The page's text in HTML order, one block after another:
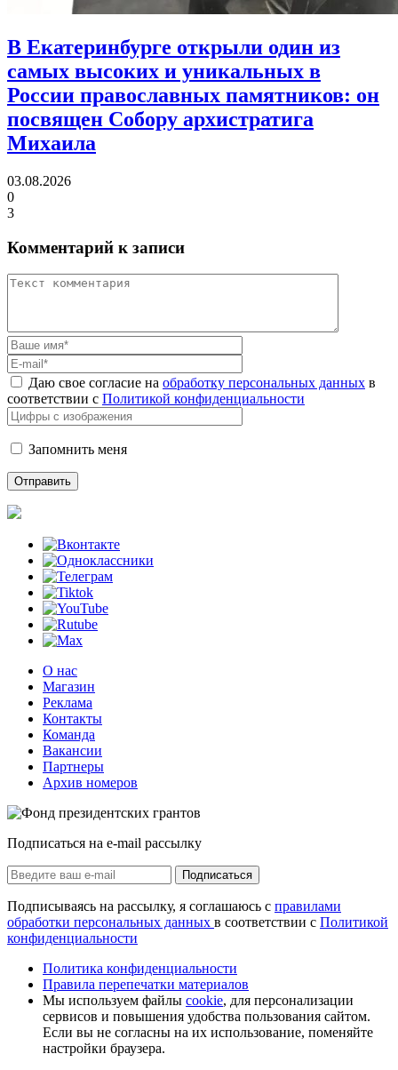
В Екатеринбурге открыли один из
самых высоких и уникальных в
России православных памятников: он
посвящен Собору архистратига
Михаила
03.08.2026
0
3
Комментарий к записи
Даю свое согласие на обработку персональных данных в
соответствии с Политикой конфиденциальности
Запомнить меня
О нас
Магазин
Реклама
Контакты
Команда
Вакансии
Партнеры
Архив номеров
Подписаться на e-mail рассылку
Подписаться
Подписываясь на рассылку, я соглашаюсь с правилами
обработки персональных данных в соответствии с Политикой
конфиденциальности
Политика конфиденциальности
Правила перепечатки материалов
Мы используем файлы cookie, для персонализации
сервисов и повышения удобства пользования сайтом.
Если вы не согласны на их использование, поменяйте
настройки браузера.